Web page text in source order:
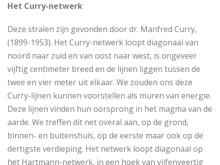
Het Curry-netwerk
Deze stralen zijn gevonden door dr. Manfred Curry,
(1899-1953). Het Curry-netwerk loopt diagonaal van
noord naar zuid en van oost naar west, is ongeveer
vijftig centimeter breed en de lijnen liggen tussen de
twee en vier meter uit elkaar. We zouden ons deze
Curry-lijnen kunnen voorstellen als muren van energie.
Deze lijnen vinden hun oorsprong in het magma van de
aarde. We treffen dit net overal aan, op de grond,
binnen- en buitenshuis, op de eerste maar ook op de
dertigste verdieping. Het netwerk loopt diagonaal op
het Hartmann-netwerk, in een hoek van vijfenveertig